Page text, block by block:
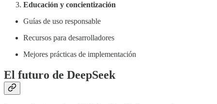
Educación y concientización
Guías de uso responsable
Recursos para desarrolladores
Mejores prácticas de implementación
El futuro de DeepSeek